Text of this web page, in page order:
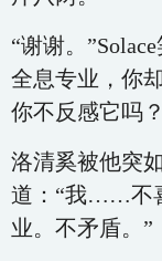
“谢谢。
全息专业，你
你不反感它吗
洛清奚被他突
道：“我……不
业。不矛盾。”